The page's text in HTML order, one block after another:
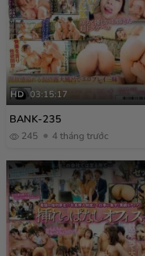
HD 03:15:17
BANK-235
245 4 tháng trước